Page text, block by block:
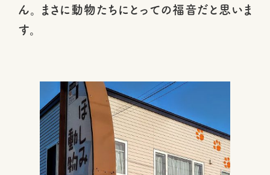
ん。 まさに動物たちにとっての福音だと思いま
す。